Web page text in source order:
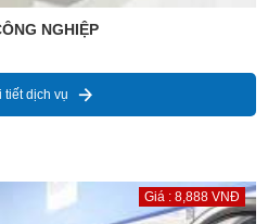
NGHIỆP
tiết dịch vụ
Giá : 8,888 VNĐ